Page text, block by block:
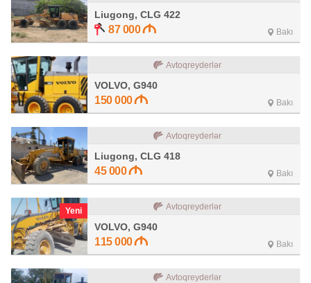
Liugong, CLG 422
87 000 Bakı
Avtoqreyderlər
VOLVO, G940
150 000 Bakı
Avtoqreyderlər
Liugong, CLG 418
45 000 Bakı
Yeni Avtoqreyderlər
VOLVO, G940
115 000 Bakı
Avtoqreyderlər